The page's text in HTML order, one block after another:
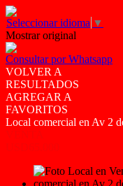
Seleccionar idioma ▼
Mostrar original
Consultar por Whatsapp
VOLVER A
RESULTADOS
AGREGAR A
FAVORITOS
Local comercial en Av 2